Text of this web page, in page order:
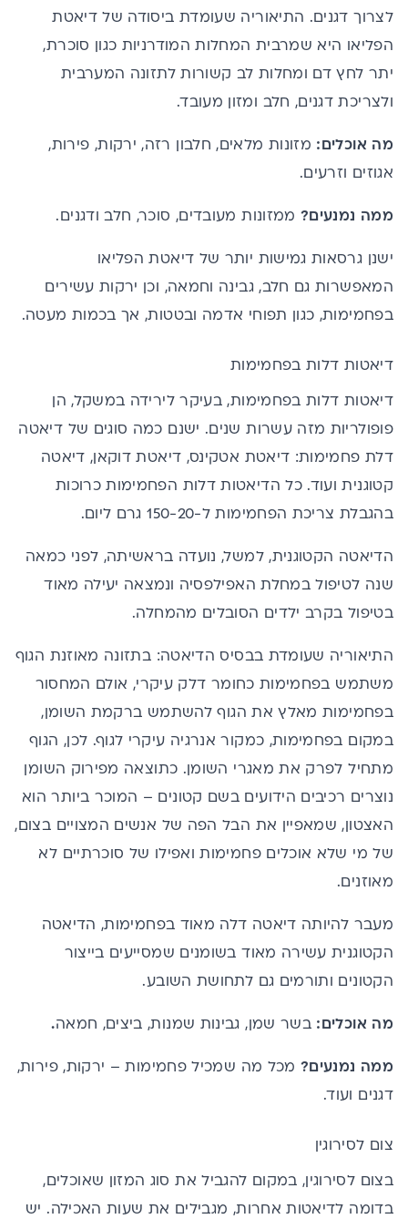
לצרוך דגנים. התיאוריה שעומדת ביסודה של דיאטת
הפליאו היא שמרבית המחלות המודרניות כגון סוכרת,
יתר לחץ דם ומחלות לב קשורות לתזונה המערבית
ולצריכת דגנים, חלב ומזון מעובד.
מה אוכלים: מזונות מלאים, חלבון רזה, ירקות, פירות,
אגוזים וזרעים.
ממה נמנעים? ממזונות מעובדים, סוכר, חלב ודגנים.
ישנן גרסאות גמישות יותר של דיאטת הפליאו
המאפשרות גם חלב, גבינה וחמאה, וכן ירקות עשירים
בפחמימות, כגון תפוחי אדמה ובטטות, אך בכמות מעטה.
דיאטות דלות בפחמימות
דיאטות דלות בפחמימות, בעיקר לירידה במשקל, הן
פופולריות מזה עשרות שנים. ישנם כמה סוגים של דיאטה
דלת פחמימות: דיאטת אטקינס, דיאטת דוקאן, דיאטה
קטוגנית ועוד. כל הדיאטות דלות הפחמימות כרוכות
בהגבלת צריכת הפחמימות ל-150-20 גרם ליום.
הדיאטה הקטוגנית, למשל, נועדה בראשיתה, לפני כמאה
שנה לטיפול במחלת האפילפסיה ונמצאה יעילה מאוד
בטיפול בקרב ילדים הסובלים מהמחלה.
התיאוריה שעומדת בבסיס הדיאטה: בתזונה מאוזנת הגוף
משתמש בפחמימות כחומר דלק עיקרי, אולם המחסור
בפחמימות מאלץ את הגוף להשתמש ברקמת השומן,
במקום בפחמימות, כמקור אנרגיה עיקרי לגוף. לכן, הגוף
מתחיל לפרק את מאגרי השומן. כתוצאה מפירוק השומן
נוצרים רכיבים הידועים בשם קטונים – המוכר ביותר הוא
האצטון, שמאפיין את הבל הפה של אנשים המצויים בצום,
של מי שלא אוכלים פחמימות ואפילו של סוכרתיים לא
מאוזנים.
מעבר להיותה דיאטה דלה מאוד בפחמימות, הדיאטה
הקטוגנית עשירה מאוד בשומנים שמסייעים בייצור
הקטונים ותורמים גם לתחושת השובע.
מה אוכלים: בשר שמן, גבינות שמנות, ביצים, חמאה.
ממה נמנעים?מכל מה שמכיל פחמימות – ירקות, פירות,
דגנים ועוד.
צום לסירוגין
בצום לסירוגין, במקום להגביל את סוג המזון שאוכלים,
בדומה לדיאטות אחרות, מגבילים את שעות האכילה. יש